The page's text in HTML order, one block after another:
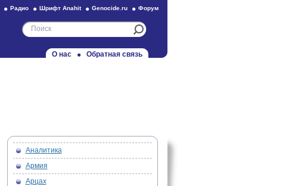
Радио Шрифт Anahit Genocide.ru Форум
О нас Обратная связь
Аналитика
Армия
Арцах